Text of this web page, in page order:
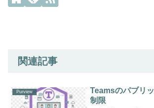
関連記事
Purview
Teamsのパブリ
制限